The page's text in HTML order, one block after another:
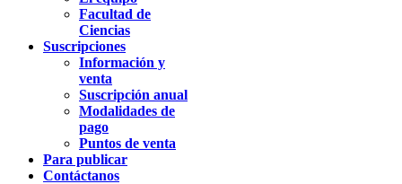
Facultad de
Ciencias
Suscripciones
Información y
venta
Suscripción anual
Modalidades de
pago
Puntos de venta
Para publicar
Contáctanos